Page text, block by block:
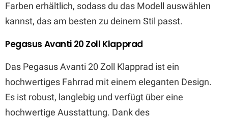
Farben erhältlich, sodass du das Modell auswählen
kannst, das am besten zu deinem Stil passt.
Pegasus Avanti 20 Zoll Klapprad
Das Pegasus Avanti 20 Zoll Klapprad ist ein
hochwertiges Fahrrad mit einem eleganten Design.
Es ist robust, langlebig und verfügt über eine
hochwertige Ausstattung. Dank des